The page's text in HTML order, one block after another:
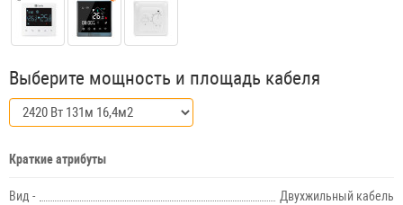
Выберите мощность и площадь кабеля
Краткие атрибуты
Вид -
Двухжильный кабель